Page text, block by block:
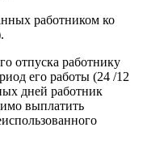
работником ко
отпуска работнику
его работы (24 /12
дней работник
выплатить